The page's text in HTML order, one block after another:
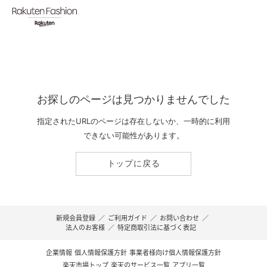
お探しのページは見つかりませんでした
指定されたURLのページは存在しないか、一時的に利用
できない可能性があります。
トップに戻る
新規会員登録 ／ ご利用ガイド ／ お問い合わせ ／
法人のお客様 ／ 特定商取引法に基づく表記
企業情報 個人情報保護方針 事業者様向け個人情報保護方針
楽天市場トップ 楽天のサービス一覧 アプリ一覧